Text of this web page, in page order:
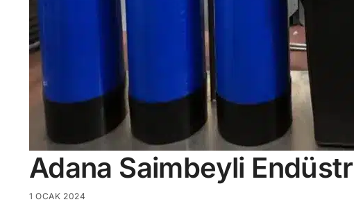
Adana Saimbeyli
1 OCAK 2024